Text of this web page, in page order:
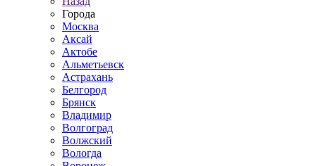
Города
Москва
Аксай
Актобе
Альметьевск
Астрахань
Белгород
Брянск
Владимир
Волгоград
Волжский
Вологда